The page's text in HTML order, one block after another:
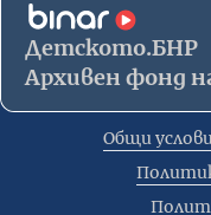
Детското.БНР
Архивен фонд
Общи